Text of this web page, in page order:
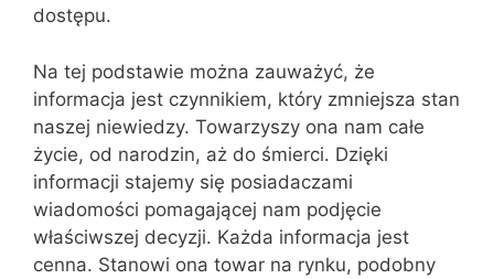
dostępu.
Na tej podstawie można zauważyć, że
informacja jest czynnikiem, który zmniejsza stan
naszej niewiedzy. Towarzyszy ona nam całe
życie, od narodzin, aż do śmierci. Dzięki
informacji stajemy się posiadaczami
wiadomości pomagającej nam podjęcie
właściwszej decyzji. Każda informacja jest
cenna. Stanowi ona towar na rynku, podobny